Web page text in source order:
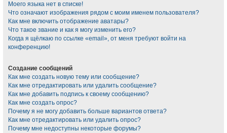
Моего языка нет в списке!
Что означают изображения рядом с моим именем пользователя?
Как мне включить отображение аватары?
Что такое звание и как я могу изменить его?
Когда я щёлкаю по ссылке «email», от меня требуют войти на
конференцию!
Создание сообщений
Как мне создать новую тему или сообщение?
Как мне отредактировать или удалить сообщение?
Как мне добавить подпись к своему сообщению?
Как мне создать опрос?
Почему я не могу добавить больше вариантов ответа?
Как мне отредактировать или удалить опрос?
Почему мне недоступны некоторые форумы?